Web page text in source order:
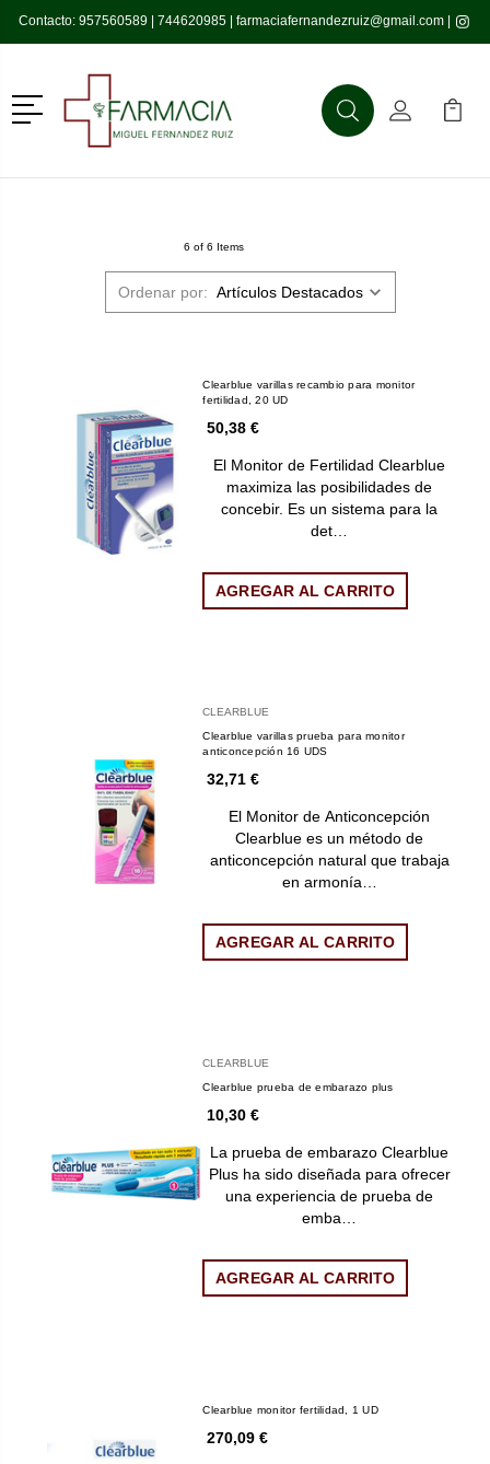
Contacto: 957560589 744620985 farmaciafernandezruiz@gmail.com
Menú
BuscarMi Cuenta
Mi
6 of 6 Items
Ordenar por:
Clearblue varillas recambio para monitor
fertilidad, 20 UD
50,38 €
El Monitor de Fertilidad Clearblue
maximiza las posibilidades de
concebir. Es un sistema para la
det…
AGREGAR AL CARRITO
CLEARBLUE
Clearblue varillas prueba para monitor
anticoncepción 16 UDS
32,71 €
El Monitor de Anticoncepción
Clearblue es un método de
anticoncepción natural que trabaja
en armonía…
AGREGAR AL CARRITO
CLEARBLUE
Clearblue prueba de embarazo plus
10,30 €
La prueba de embarazo Clearblue
Plus ha sido diseñada para ofrecer
una experiencia de prueba de
emba…
AGREGAR AL CARRITO
Clearblue monitor fertilidad, 1 UD
270,09 €